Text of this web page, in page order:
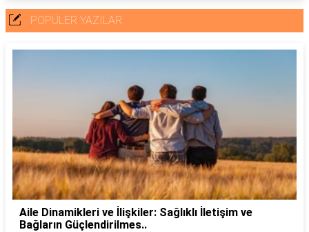
POPÜLER YAZILAR
Aile Dinamikleri ve İlişkiler: Sağlıklı İletişim ve
Bağların Güçlendirilmes..